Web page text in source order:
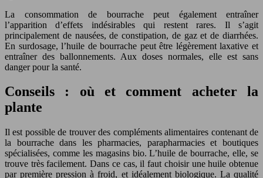
La consommation de bourrache peut également entraîner
l’apparition d’effets indésirables qui restent rares. Il s’agit
principalement de nausées, de constipation, de gaz et de diarrhées.
En surdosage, l’huile de bourrache peut être légèrement laxative et
entraîner des ballonnements. Aux doses normales, elle est sans
danger pour la santé.
Conseils : où et comment acheter la
plante
Il est possible de trouver des compléments alimentaires contenant de
la bourrache dans les pharmacies, parapharmacies et boutiques
spécialisées, comme les magasins bio. L’huile de bourrache, elle, se
trouve très facilement. Dans ce cas, il faut choisir une huile obtenue
par première pression à froid, et idéalement biologique. La qualité